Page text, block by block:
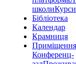
школиКурси
Бібліотека
Календар
Крамниця
Приміщення
Конференц-